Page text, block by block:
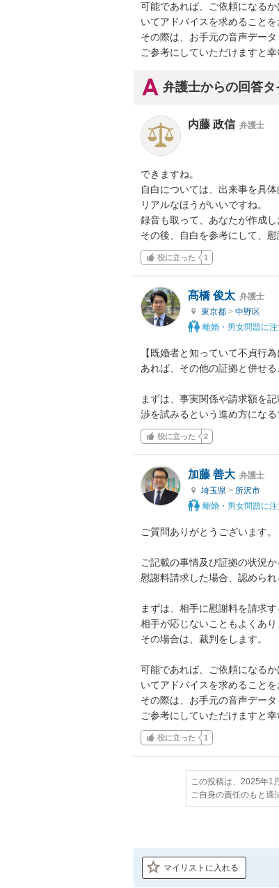
可能であれば、ご依頼になる
いてアドバイスを求めることを
その際は、お手元の音声デー
ご参考にしていただけますと幸
弁護士からの回答
内藤 政信 弁護士
できますね。
自白については、出来事を具
リアルなほうがいいですね。
録音も取って、あなたが作成し
その後、自白を参考にして、
役に立った 1
髙橋 俊太 弁護士
東京都 > 中野区
離婚・男女問題に
【既婚者と知っていて不貞行
あれば、その他の証拠と併せ
まずは、事実関係や請求額を
渉を試みるという進め方になる
役に立った 2
加藤 善大 弁護士
埼玉県 > 所沢市
離婚・男女問題に
ご質問ありがとうございます。
ご記載の事情及び証拠の状況か
慰謝料請求した場合、認められ
まずは、相手に慰謝料を請求す
相手が応じないこともよくあり
その場合は、裁判をします。
可能であれば、ご依頼になる
いてアドバイスを求めることを
その際は、お手元の音声デー
ご参考にしていただけますと幸
役に立った 1
この投稿は、2025年1
ご自身の責任のもと適
マイリストに入れる